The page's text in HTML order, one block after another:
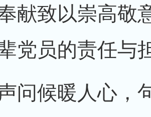
献致以崇高敬
党员的责任与
候暖人心，